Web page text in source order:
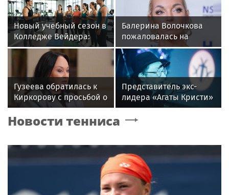
Новый учебный сезон в
Колледже Вейдера:
стартовали очные
программы подготовки
фитнес-тренеров и
специалистов
индустрии здоровья
Балерина Волочкова
пожаловалась на
отсутствие
компенсаций за
затопленную квартиру
Гузеева обратилась к
Киркорову с просьбой о
помощи собакам в
Болгарии
Представитель экс-
лидера «Агаты Кристи»
Глеба Самойлова
заявила о травле
Новости тенниса